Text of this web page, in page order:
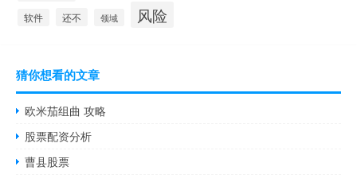
软件 还不 领域 风险
猜你想看的文章
欧米茄组曲 攻略
股票配资分析
曹县股票